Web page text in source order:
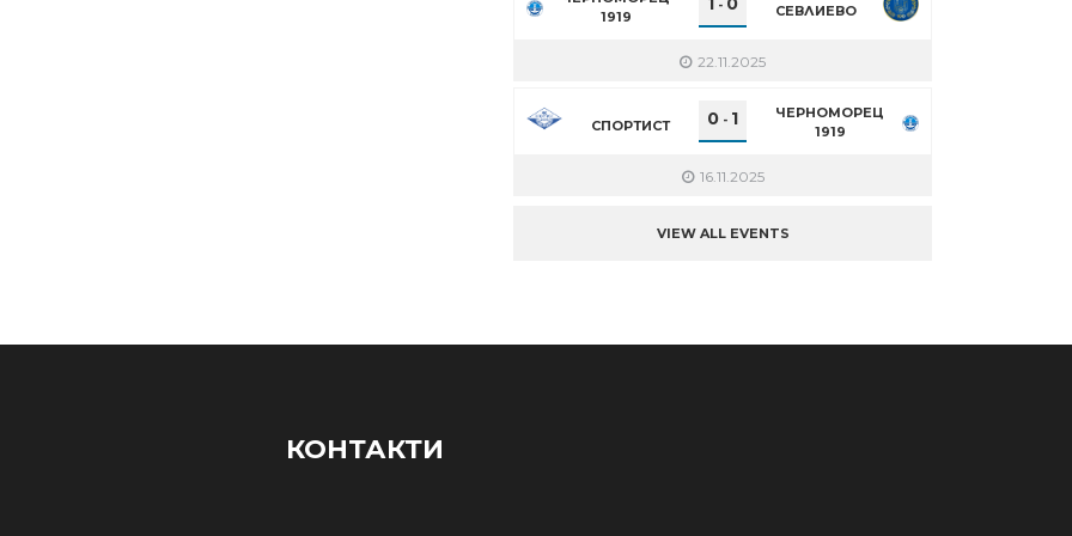
1919
- СЕВЛИЕВО
22.11.2025
СПОРТИСТ 0 - 1
ЧЕРНОМОРЕЦ
1919
16.11.2025
VIEW ALL EVENTS
КОНТАКТИ